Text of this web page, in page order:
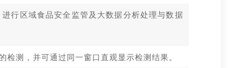
行区域食品安全监管及大数据分析处理与数据
测，并可通过同一窗口直观显示检测结果。